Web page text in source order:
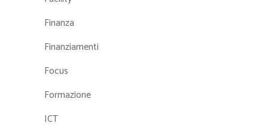
Finanza
Finanziamenti
Focus
Formazione
ICT